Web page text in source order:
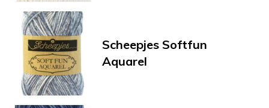
Scheepjes Softfun
Aquarel